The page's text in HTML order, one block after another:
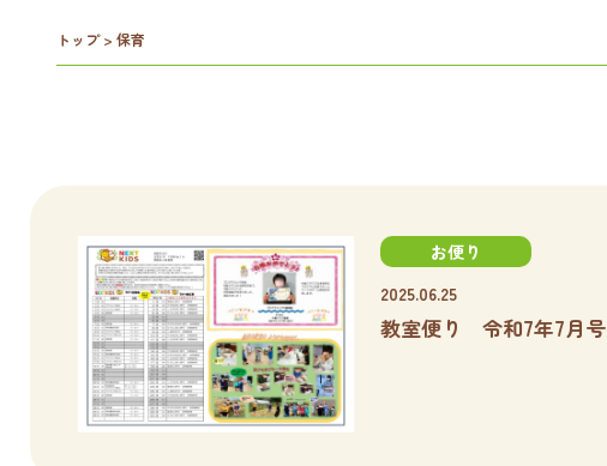
トップ> 保育
お便り
2025.06.25
教室便り 令和7年7月号